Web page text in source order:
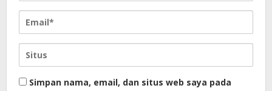
Simpan nama, email, dan situs web saya pada